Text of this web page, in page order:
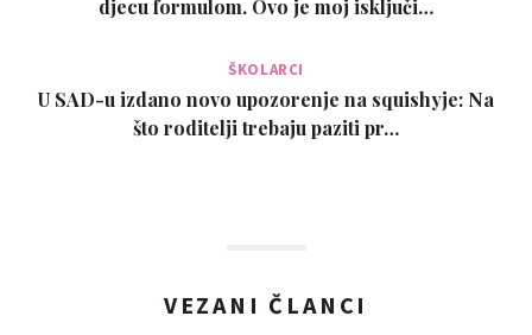
djecu formulom. Ovo je moj isključi…
ŠKOLARCI
U SAD-u izdano novo upozorenje na squishyje: Na
što roditelji trebaju paziti pr…
VEZANI ČLANCI